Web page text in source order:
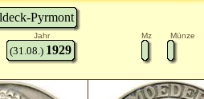
Pyrmont
Jahr Mz Münze
(31.08.) 1929